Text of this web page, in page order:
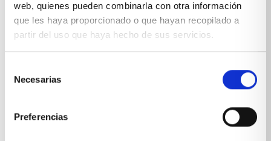
web, quienes pueden combinarla con otra información
que les haya proporcionado o que hayan recopilado a
partir del uso que haya hecho de sus servicios.
Necesarias
Preferencias
dormitorio juvenil